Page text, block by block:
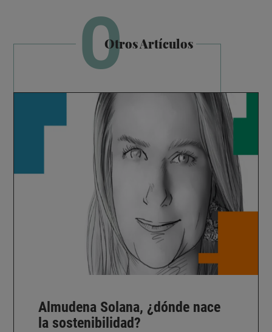
OOtros Artículos
Almudena Solana, ¿dónde nace
la sostenibilidad?